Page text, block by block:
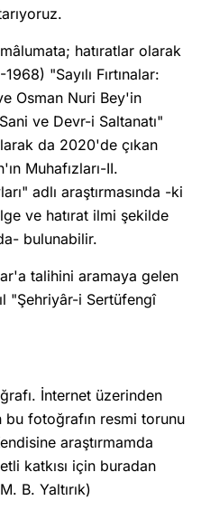
hatıratlar olarak
"Sayılı Fırtınalar:
Osman Nuri Bey'in
ve Devr-i Saltanatı"
da 2020'de çıkan
Muhafızları-II.
adlı araştırmasında -ki
ve hatırat ilmi şekilde
bulunabilir.
talihini aramaya gelen
"Şehriyâr-i Sertüfengî
İnternet üzerinden
fotoğrafın resmi torunu
araştırmamda
katkısı için buradan
B. Yaltırık)